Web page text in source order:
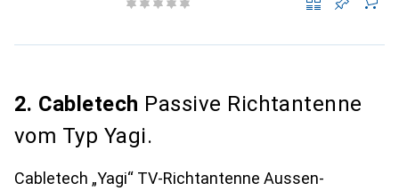
2. Cabletech Passive Richtantenne
vom Typ Yagi.
Cabletech „Yagi“ TV-Richtantenne Aussen-